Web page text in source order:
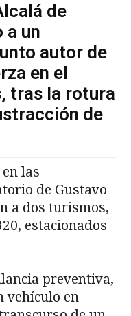
de
a un
autor de
en el
tras la rotura
de
las
de Gustavo
a dos turismos,
estacionados
preventiva,
vehículo en